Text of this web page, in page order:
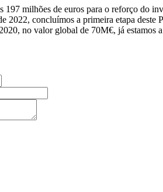
197 milhões de euros para o reforço do
2022, concluímos a primeira etapa
no valor global de 70M€, já